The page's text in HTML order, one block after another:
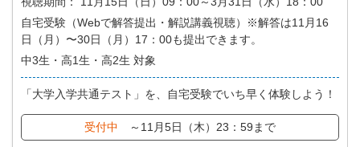
自宅受験（Webで解答提出・解説講義視聴）※解答は11月16
日（月）〜30日（月）17：00も提出できます。
中3生・高1生・高2生 対象
「大学入学共通テスト」を、自宅受験でいち早く体験しよう！
受付中 ～11月5日（木）23：59まで